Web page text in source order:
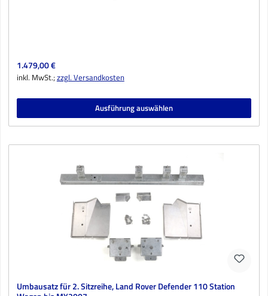
Regulärer Preis:
1.479,00 €
inkl. MwSt.;zzgl. Versandkosten
Ausführung auswählen
Umbausatz für 2. Sitzreihe, Land Rover Defender 110 Station